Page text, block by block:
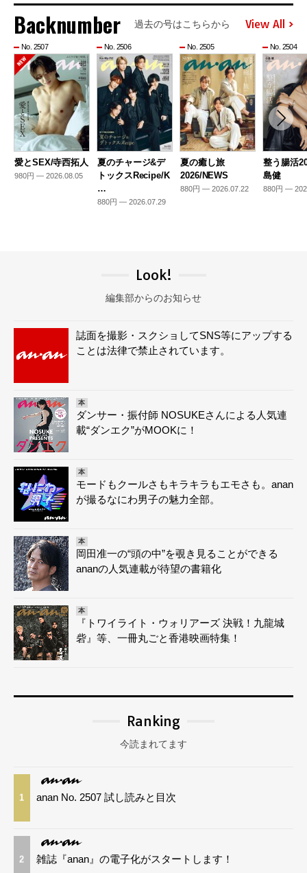
Backnumber 過去の号はこちらから View All
No. 2507
愛とSEX/寺西拓人
980円 — 2026.08.05
No. 2506
夏のチャージ&デ
トックスRecipe/K
…
880円 — 2026.07.29
No. 2505
夏の癒し旅
2026/NEWS
880円 — 2026.07.22
No. 2504
整う腸活
島健
880円 —
Look!
編集部からのお知らせ
誌面を撮影・スクショしてSNS等にアップする
ことは法律で禁止されています。
本
ダンサー・振付師 NOSUKEさんによる人気連
載“ダンエク”がMOOKに！
本
モードもクールさもキラキラもエモさも。anan
が撮るなにわ男子の魅力全部。
本
岡田准一の“頭の中”を覗き見ることができる
ananの人気連載が待望の書籍化
本
『トワイライト・ウォリアーズ 決戦！九龍城
砦』等、一冊丸ごと香港映画特集！
Ranking
今読まれてます
1 anan No. 2507 試し読みと目次
2 雑誌『anan』の電子化がスタートします！